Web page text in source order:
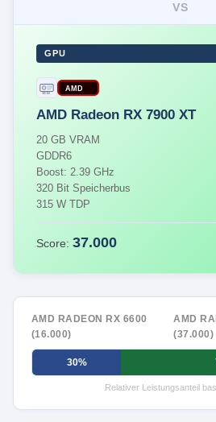
VS
GPU
AMD
AMD Radeon RX 7900 XT
20 GB VRAM
GDDR6
Boost: 2.39 GHz
320 Bit Speicherbus
315 W TDP
Score: 37.000
AMD RADEON RX 6600
(16.000)
AMD
(37.000)
30%
Relativer Leistungsanteil